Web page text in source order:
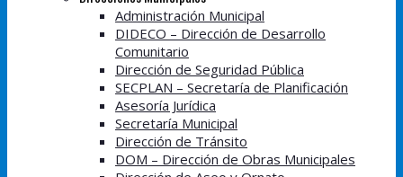
Administración Municipal
DIDECO – Dirección de Desarrollo
Comunitario
Dirección de Seguridad Pública
SECPLAN – Secretaría de Planificación
Asesoría Jurídica
Secretaría Municipal
Dirección de Tránsito
DOM – Dirección de Obras Municipales